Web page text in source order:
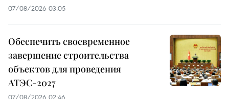
07/08/2026 03:05
Обеспечить своевременное
завершение строительства
объектов для проведения
АТЭС-2027
07/08/2026 02:46